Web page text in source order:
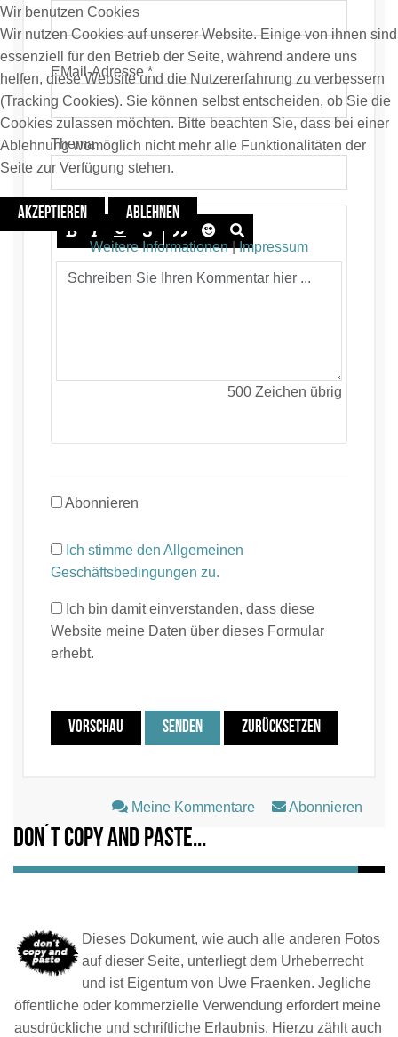
EMail-Adresse *
Thema
500 Zeichen übrig
Abonnieren
Ich stimme den Allgemeinen
Geschäftsbedingungen zu.
Ich bin damit einverstanden, dass diese
Website meine Daten über dieses Formular
erhebt.
VORSCHAU SENDEN ZURÜCKSETZEN
Meine Kommentare Abonnieren
Don´t copy and paste...
Dieses Dokument, wie auch alle anderen Fotos
auf dieser Seite, unterliegt dem Urheberrecht
und ist Eigentum von Uwe Fraenken. Jegliche
öffentliche oder kommerzielle Verwendung erfordert meine
ausdrückliche und schriftliche Erlaubnis. Hierzu zählt auch
Wir benutzen Cookies
Wir nutzen Cookies auf unserer Website. Einige von ihnen sind
essenziell für den Betrieb der Seite, während andere uns
helfen, diese Website und die Nutzererfahrung zu verbessern
(Tracking Cookies). Sie können selbst entscheiden, ob Sie die
Cookies zulassen möchten. Bitte beachten Sie, dass bei einer
Ablehnung womöglich nicht mehr alle Funktionalitäten der
Seite zur Verfügung stehen.
AKZEPTIEREN ABLEHNEN
Weitere Informationen|Impressum